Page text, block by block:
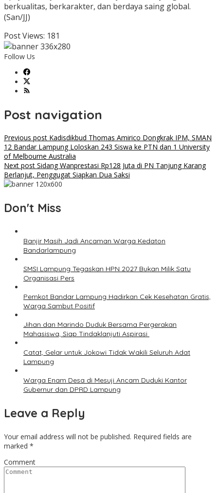
berkualitas, berkarakter, dan berdaya saing global.
(San/JJ)
Post Views: 181
Follow Us
Post navigation
Previous post Kadisdikbud Thomas Amirico Dongkrak IPM, SMAN
12 Bandar Lampung Loloskan 243 Siswa ke PTN dan 1 University
of Melbourne Australia
Next post Sidang Wanprestasi Rp128 Juta di PN Tanjung Karang
Berlanjut, Penggugat Siapkan Dua Saksi
Don't Miss
Banjir Masih Jadi Ancaman Warga Kedaton
Bandarlampung
SMSI Lampung Tegaskan HPN 2027 Bukan Milik Satu
Organisasi Pers
Pemkot Bandar Lampung Hadirkan Cek Kesehatan Gratis,
Warga Sambut Positif
Jihan dan Marindo Duduk Bersama Pergerakan
Mahasiswa, Siap Tindaklanjuti Aspirasi
Catat, Gelar untuk Jokowi Tidak Wakili Seluruh Adat
Lampung
Warga Enam Desa di Mesuji Ancam Duduki Kantor
Gubernur dan DPRD Lampung
Leave a Reply
Your email address will not be published. Required fields are
marked *
Comment